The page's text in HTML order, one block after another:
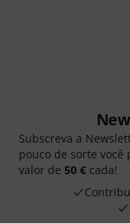
Subscreva a
pouco de sorte
valor de 50 € cada!